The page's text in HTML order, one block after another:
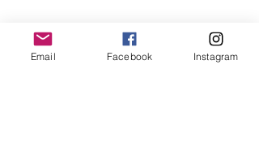
Email Facebook Instagram